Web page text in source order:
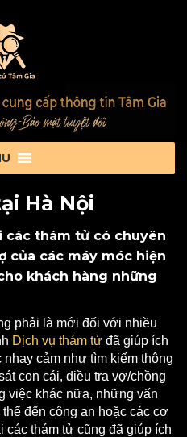
Hà Nội
các thám tử có chuyên
của các máy móc hiện
khách hàng những
phải là mới đối với nhiều
Dịch vụ thám tử đã giúp ích
cảm như tìm kiếm thông
con cái, điều tra vợ/chồng
việc khác nữa, những vấn
đến công an hoặc các cơ
thám tử cũng đã giúp ích